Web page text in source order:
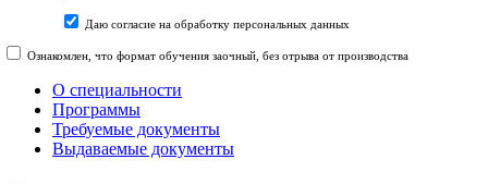
Даю согласие на обработку персональных данных
Ознакомлен, что формат обучения заочный, без отрыва от производства
О специальности
Программы
Требуемые документы
Выдаваемые документы